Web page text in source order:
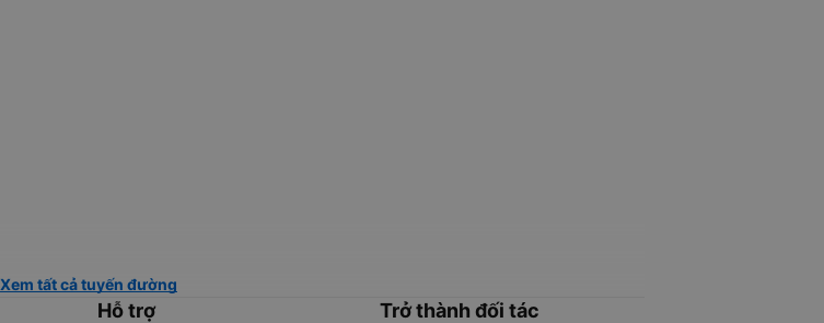
Xem tất cả tuyến đường
Hỗ trợ Trở thành đối tác